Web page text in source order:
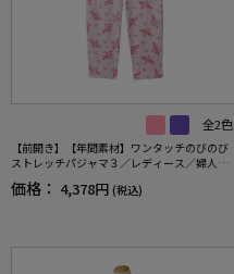
全2色
【前開き】【年間素材】ワンタッチのびのび
ストレッチパジャマ３／レディース／婦人用
／高齢者／シニア／着脱しやすい／名前記入
欄付き／後ろ長め／プレゼント／ギフト 【C
価格： 4,378円 (税込)